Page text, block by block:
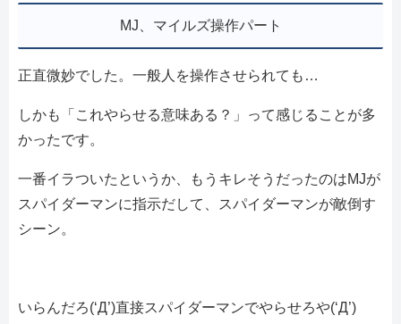
MJ、マイルズ操作パート
正直微妙でした。一般人を操作させられても…
しかも「これやらせる意味ある？」って感じることが多
かったです。
一番イラついたというか、もうキレそうだったのはMJが
スパイダーマンに指示だして、スパイダーマンが敵倒す
シーン。
いらんだろ(‘Д’)直接スパイダーマンでやらせろや(‘Д’)